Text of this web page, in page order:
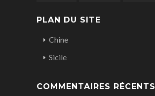
PLAN DU SITE
Chine
Sicile
COMMENTAIRES RÉCENTS